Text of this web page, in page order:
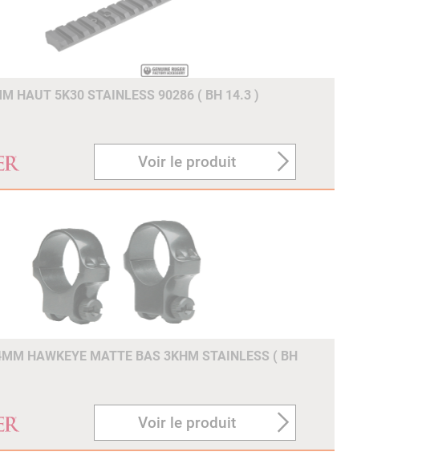
HAUT 5K30 STAINLESS 90286 ( BH 14.3 )
Voir le produit
HAWKEYE MATTE BAS 3KHM STAINLESS ( BH
Voir le produit